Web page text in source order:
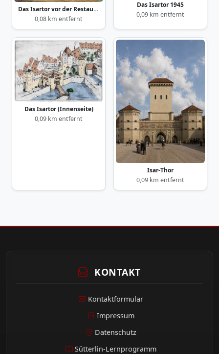
Das Isartor vor der Restaurierung
0,08 km entfernt
Das Isartor 1945
0,09 km entfernt
Das Isartor (Innenseite)
0,09 km entfernt
Isar-Thor
0,09 km entfernt
KONTAKT
Kontaktformular
Impressum
Datenschutz
Sütterlin-Lernprogramm